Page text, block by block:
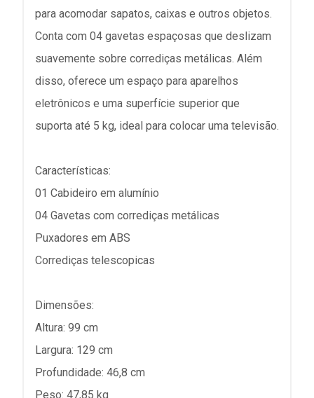
para acomodar sapatos, caixas e outros objetos.
Conta com 04 gavetas espaçosas que deslizam
suavemente sobre corrediças metálicas. Além
disso, oferece um espaço para aparelhos
eletrônicos e uma superfície superior que
suporta até 5 kg, ideal para colocar uma televisão.
Características:
01 Cabideiro em alumínio
04 Gavetas com corrediças metálicas
Puxadores em ABS
Corrediças telescopicas
Dimensões:
Altura: 99 cm
Largura: 129 cm
Profundidade: 46,8 cm
Peso: 47,85 kg